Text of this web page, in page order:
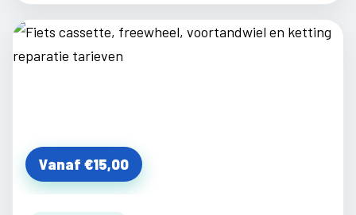
Vanaf €15,00